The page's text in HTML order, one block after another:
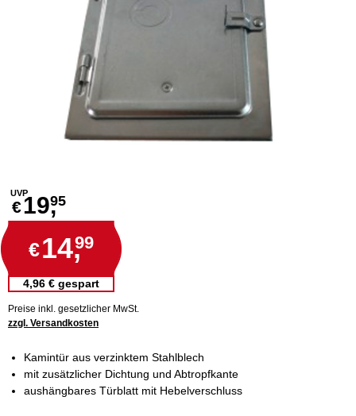
UVP
€19,95
€14,99
4,96 € gespart
Preise inkl. gesetzlicher MwSt.
zzgl. Versandkosten
Kamintür aus verzinktem Stahlblech
mit zusätzlicher Dichtung und Abtropfkante
aushängbares Türblatt mit Hebelverschluss